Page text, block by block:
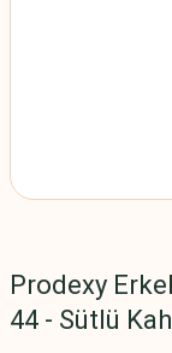
Prodexy
44 - Sütlü